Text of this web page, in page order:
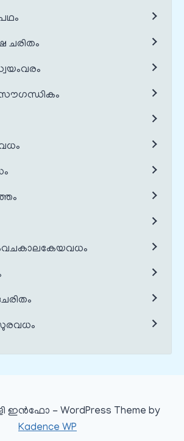
ചരിതം
ഇൻഫോ - WordPress Theme by
Kadence WP